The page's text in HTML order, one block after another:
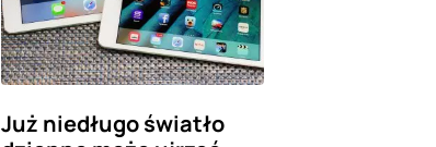
Już niedługo światło